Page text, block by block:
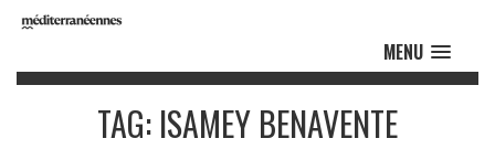
MENU
TAG: ISAMEY BENAVENTE